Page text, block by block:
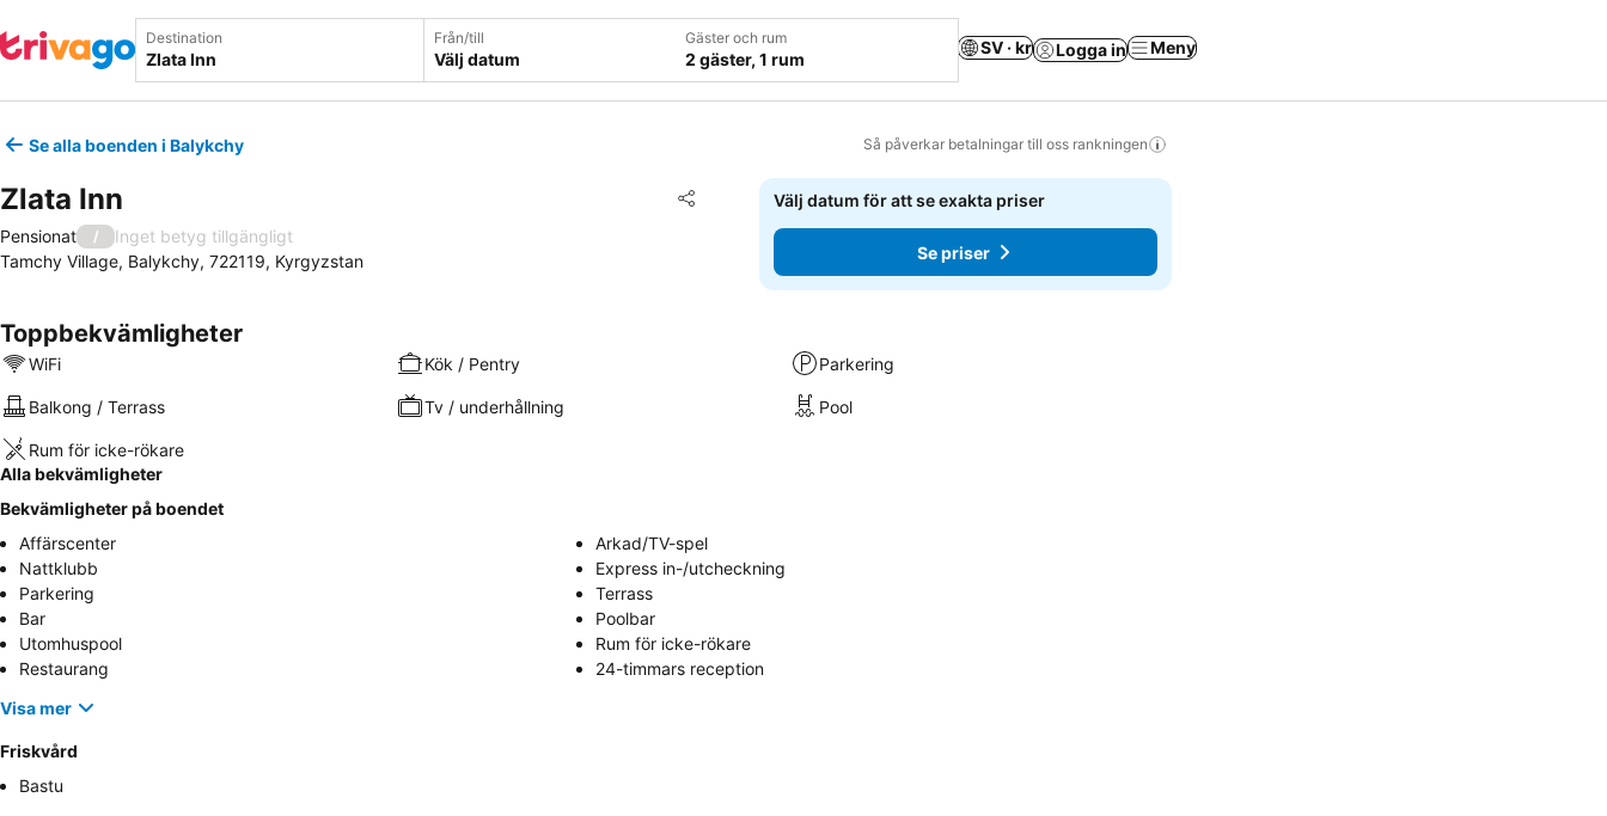
Destination Från/till
Välj datum
Gäster och rum
2 gäster, 1 rum
SV · kr Logga in Meny
Se alla boenden i Balykchy Så påverkar betalningar till oss rankningen
Zlata Inn Dela
Lägg till i Mina Favoriter
Pensionat /
Inget betyg tillgängligt
Tamchy Village, Balykchy, 722119, Kyrgyzstan
Välj datum för att se exakta priser
Se priser
Toppbekvämligheter
WiFi Kök / Pentry Parkering
Balkong / Terrass Tv / underhållning Pool
Rum för icke-rökare
Alla bekvämligheter
Bekvämligheter på boendet
Affärscenter
Arkad/TV-spel
Nattklubb
Express in-/utcheckning
Parkering
Terrass
Bar
Poolbar
Utomhuspool
Rum för icke-rökare
Restaurang
24-timmars reception
Visa mer
Friskvård
Bastu